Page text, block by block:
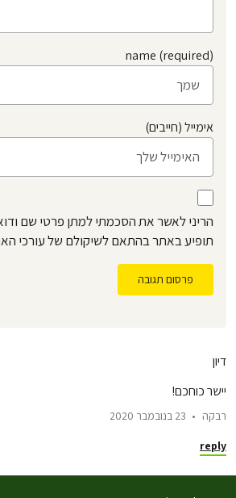
name (required)
אימייל (חייבים)
הריני לאשר את הסכמתי למתן פרטי שם
תופיע באתר בהתאם לשיקולם של עורכי
פרסום תגובה
דיון
יישר כוחכם!
רבקה 23 בנובמבר 2020
reply